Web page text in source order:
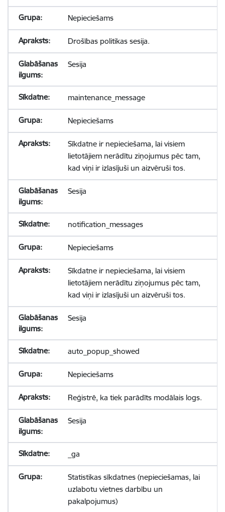
Nepieciešams
Drošības politikas sesija.
Sesija
maintenance_message
Nepieciešams
Sīkdatne ir nepieciešama, lai visiem
lietotājiem nerādītu ziņojumus pēc tam,
kad viņi ir izlasījuši un aizvēruši tos.
Sesija
notification_messages
Nepieciešams
Sīkdatne ir nepieciešama, lai visiem
lietotājiem nerādītu ziņojumus pēc tam,
kad viņi ir izlasījuši un aizvēruši tos.
Sesija
auto_popup_showed
Nepieciešams
Reģistrē, ka tiek parādīts modālais logs.
Sesija
_ga
Statistikas sīkdatnes (nepieciešamas, lai
uzlabotu vietnes darbību un
pakalpojumus)